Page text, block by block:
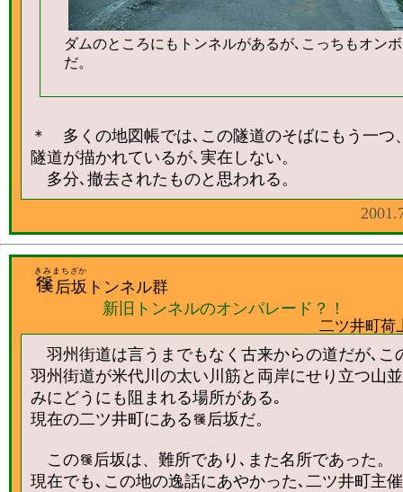
ダムのところにもトンネルがあるが､こっちもオン
だ。
＊ 多くの地図帳では､この隧道のそばにもう一つ
隧道が描かれているが､実在しない。
多分､撤去されたものと思われる。
后坂
きみまちざか
トンネル群
新旧トンネルのオンパレード？！
二ツ井町荷
羽州街道は言うまでもなく古来からの道だが､こ
羽州街道が米代川の太い川筋と両岸にせり立つ山並
みにどうにも阻まれる場所がある｡
現在の二ツ井町にある
后坂だ。
この
后坂は、難所であり､また名所であった。
現在でも､この地の逸話にあやかった､二ツ井町主催